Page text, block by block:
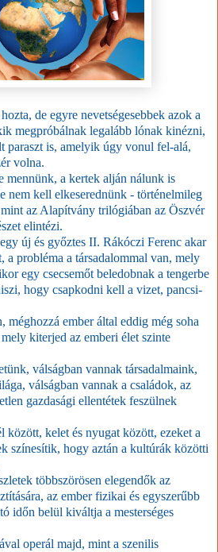
de egyre nevetségesebbek azok a
megpróbálnak legalább lónak kinézni,
paraszt is, amelyik úgy vonul fel-alá,
volna.
mennünk, a kertek alján nálunk is
nem kell elkeserednünk - történelmileg
az Alapítvány trilógiában az Öszvér
elintézi.
új és győztes II. Rákóczi Ferenc akar
a probléma a társadalommal van, mely
egy csecsemőt beledobnak a tengerbe
hogy csapkodni kell a vizet, pancsi-
méghozzá ember által eddig még soha
kiterjed az emberi élet szinte
válságban vannak társadalmaink,
válságban vannak a családok, az
gazdasági ellentétek feszülnek
között, kelet és nyugat között, ezeket a
színesítik, hogy aztán a kultúrák közötti
többszörösen elegendők az
az ember fizikai és egyszerűbb
időn belül kiváltja a mesterséges
operál majd, mint a szenilis